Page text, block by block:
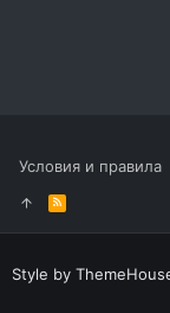
Условия и правила
R
S
S
Style by